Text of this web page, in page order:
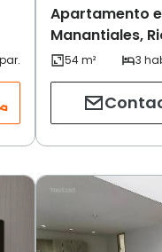
Apartamento
Manantiales,